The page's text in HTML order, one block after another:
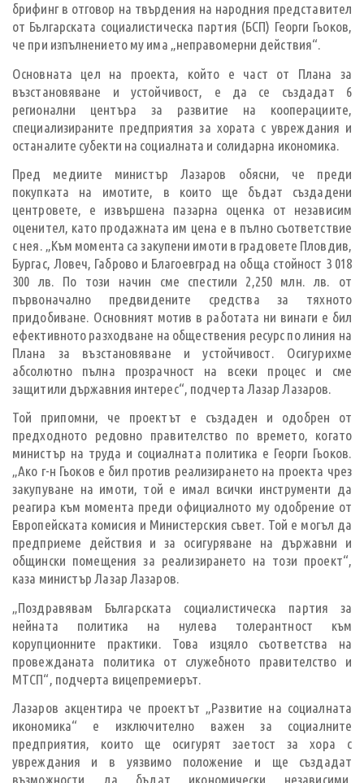
брифинг в отговор на твърдения на народния представител
от Българската социалистическа партия (БСП) Георги Гьоков,
че при изпълнението му има „неправомерни действия“.
Основната цел на проекта, който е част от Плана за
възстановяване и устойчивост, е да се създадат 6
регионални центъра за развитие на кооперациите,
специализираните предприятия за хората с увреждания и
останалите субекти на социалната и солидарна икономика.
Пред медиите министър Лазаров обясни, че преди
покупката на имотите, в които ще бъдат създадени
центровете, е извършена пазарна оценка от независим
оценител, като продажната им цена е в пълно съответствие
с нея. „Към момента са закупени имоти в градовете Пловдив,
Бургас, Ловеч, Габрово и Благоевград на обща стойност 3 018
300 лв. По този начин сме спестили 2,250 млн. лв. от
първоначално предвидените средства за тяхното
придобиване. Основният мотив в работата ни винаги е бил
ефективното разходване на обществения ресурс по линия на
Плана за възстановяване и устойчивост. Осигурихме
абсолютно пълна прозрачност на всеки процес и сме
защитили държавния интерес“, подчерта Лазар Лазаров.
Той припомни, че проектът е създаден и одобрен от
предходното редовно правителство по времето, когато
министър на труда и социалната политика е Георги Гьоков.
„Ако г-н Гьоков е бил против реализирането на проекта чрез
закупуване на имоти, той е имал всички инструменти да
реагира към момента преди официалното му одобрение от
Европейската комисия и Министерския съвет. Той е могъл да
предприеме действия и за осигуряване на държавни и
общински помещения за реализирането на този проект“,
каза министър Лазар Лазаров.
„Поздравявам Българската социалистическа партия за
нейната политика на нулева толерантност към
корупционните практики. Това изцяло съответства на
провежданата политика от служебното правителство и
МТСП“, подчерта вицепремиерът.
Лазаров акцентира че проектът „Развитие на социалната
икономика“ е изключително важен за социалните
предприятия, които ще осигурят заетост за хора с
увреждания и в уязвимо положение и ще създадат
възможности да бъдат икономически независими.